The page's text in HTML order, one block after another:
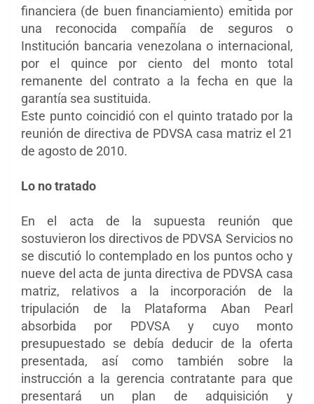
financiera (de buen financiamiento) emitida por
una reconocida compañía de seguros o
Institución bancaria venezolana o internacional,
por el quince por ciento del monto total
remanente del contrato a la fecha en que la
garantía sea sustituida.
Este punto coincidió con el quinto tratado por la
reunión de directiva de PDVSA casa matriz el 21
de agosto de 2010.
Lo no tratado
En el acta de la supuesta reunión que
sostuvieron los directivos de PDVSA Servicios no
se discutió lo contemplado en los puntos ocho y
nueve del acta de junta directiva de PDVSA casa
matriz, relativos a la incorporación de la
tripulación de la Plataforma Aban Pearl
absorbida por PDVSA y cuyo monto
presupuestado se debía deducir de la oferta
presentada, así como también sobre la
instrucción a la gerencia contratante para que
presentará un plan de adquisición y